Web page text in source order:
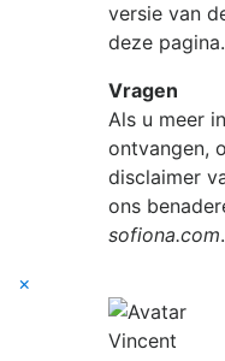
versie van
deze pagina.
Vragen
Als u meer
ontvangen,
disclaimer
ons
sofiona.com.
×